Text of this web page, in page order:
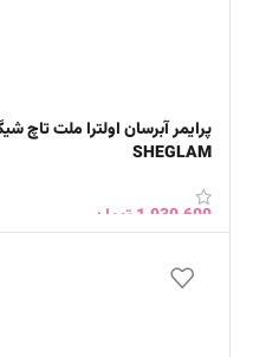
پرایمر آبرسان اولترا ملت تاچ
SHEGLAM
1,930,600 تومان